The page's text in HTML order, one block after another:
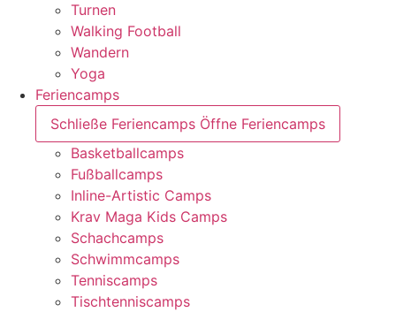
Turnen
Walking Football
Wandern
Yoga
Feriencamps
Schließe Feriencamps Öffne Feriencamps
Basketballcamps
Fußballcamps
Inline-Artistic Camps
Krav Maga Kids Camps
Schachcamps
Schwimmcamps
Tenniscamps
Tischtenniscamps